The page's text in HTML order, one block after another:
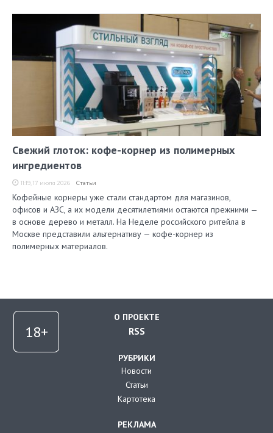
Свежий глоток: кофе-корнер из полимерных
ингредиентов
11:19, 17 июля 2026 Статьи
Кофейные корнеры уже стали стандартом для магазинов,
офисов и АЗС, а их модели десятилетиями остаются прежними —
в основе дерево и металл. На Неделе российского ритейла в
Москве представили альтернативу — кофе-корнер из
полимерных материалов.
О ПРОЕКТЕ
RSS
РУБРИКИ
Новости
Статьи
Картотека
РЕКЛАМА